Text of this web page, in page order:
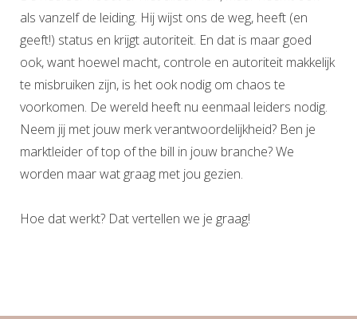
als vanzelf de leiding. Hij wijst ons de weg, heeft (en
geeft!) status en krijgt autoriteit. En dat is maar goed
ook, want hoewel macht, controle en autoriteit makkelijk
te misbruiken zijn, is het ook nodig om chaos te
voorkomen. De wereld heeft nu eenmaal leiders nodig.
Neem jij met jouw merk verantwoordelijkheid? Ben je
marktleider of top of the bill in jouw branche? We
worden maar wat graag met jou gezien.
Hoe dat werkt? Dat vertellen we je graag!